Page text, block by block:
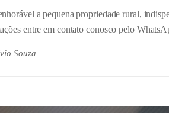
a pequena propriedade rural,
entre em contato conosco pelo
Souza